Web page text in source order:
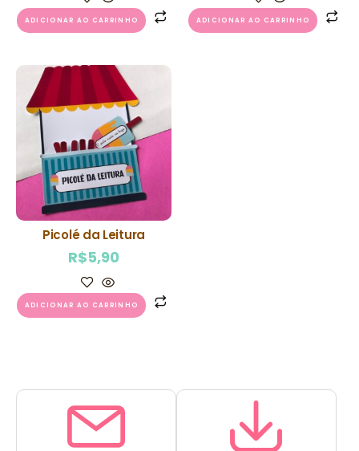
ADICIONAR AO CARRINHO ADICIONAR AO CARRINHO
Picolé da Leitura
R$5,90
ADICIONAR AO CARRINHO